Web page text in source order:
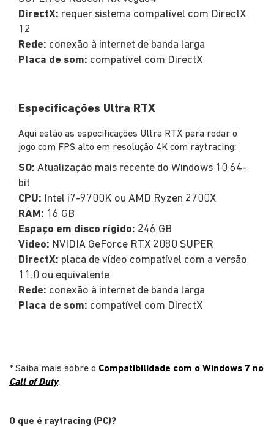
DirectX: requer sistema compatível com DirectX
12
Rede: conexão à internet de banda larga
Placa de som: compatível com DirectX
Especificações Ultra RTX
Aqui estão as especificações Ultra RTX para rodar o
jogo com FPS alto em resolução 4K com raytracing:
SO: Atualização mais recente do Windows 10 64-
bit
CPU: Intel i7-9700K ou AMD Ryzen 2700X
RAM: 16 GB
Espaço em disco rígido: 246 GB
Video: NVIDIA GeForce RTX 2080 SUPER
DirectX: placa de vídeo compatível com a versão
11.0 ou equivalente
Rede: conexão à internet de banda larga
Placa de som: compatível com DirectX
* Saiba mais sobre o Compatibilidade com o Windows 7 no
Call of Duty.
O que é raytracing (PC)?